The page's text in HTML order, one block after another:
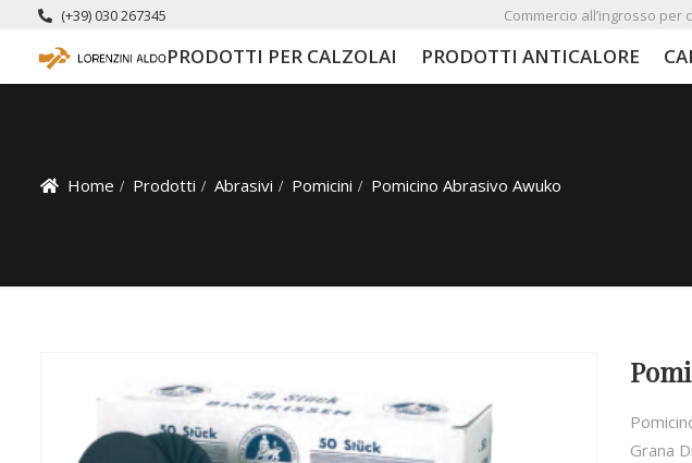
(+39) 030 267345 Commercio all’ingrosso
PRODOTTI PER CALZOLAI PRODOTTI ANTICALORE
Home Prodotti Abrasivi Pomicini Pomicino Abrasivo Awuko
Grana